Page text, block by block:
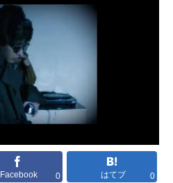
Facebook 0 はてブ 0